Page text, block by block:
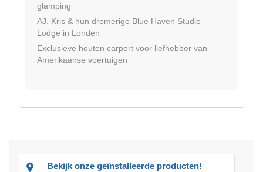
glamping
AJ, Kris & hun dromerige Blue Haven Studio
Lodge in Londen
Exclusieve houten carport voor liefhebber van
Amerikaanse voertuigen
Bekijk onze geïnstalleerde producten!